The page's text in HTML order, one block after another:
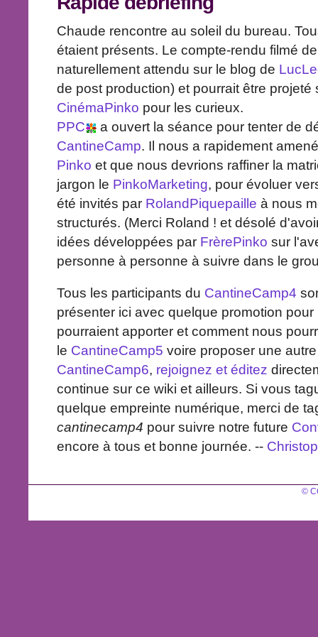
Chaude rencontre au soleil du bureau.
étaient présents. Le compte-rendu filmé
naturellement attendu sur le blog de
de post production) et pourrait être
CinémaPinko pour les curieux.
PPC
a ouvert la séance pour tenter de
CantineCamp. Il nous a rapidement
Pinko et que nous devrions raffiner la
jargon le PinkoMarketing, pour évoluer
été invités par RolandPiquepaille à nous
structurés. (Merci Roland ! et désolé
idées développées par FrèrePinko sur
personne à personne à suivre dans le
Tous les participants du CantineCamp4
présenter ici avec quelque promotion
pourraient apporter et comment nous
le CantineCamp5 voire proposer une
CantineCamp6, rejoignez et éditez
continue sur ce wiki et ailleurs. Si vous
quelque empreinte numérique, merci de
cantinecamp4 pour suivre notre future
encore à tous et bonne journée. --
©